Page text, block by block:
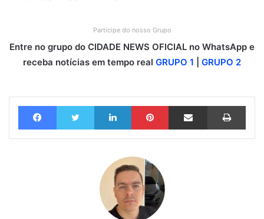
Participe do nosso Grupo
Entre no grupo do CIDADE NEWS OFICIAL no WhatsApp e
receba notícias em tempo real GRUPO 1 GRUPO 2
Facebook Twitter Linkedin Pinterest Compartilhar via e-mail